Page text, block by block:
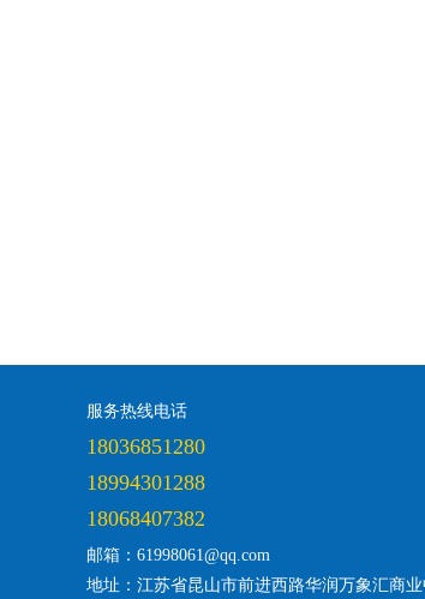
服务热线电话
18036851280
18994301288
18068407382
邮箱：61998061@qq.com
地址：江苏省昆山市前进西路华润万象汇商业